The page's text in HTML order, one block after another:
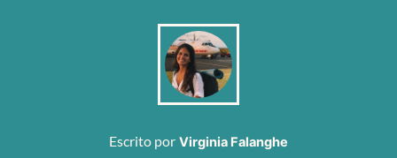
Escrito por Virginia Falanghe